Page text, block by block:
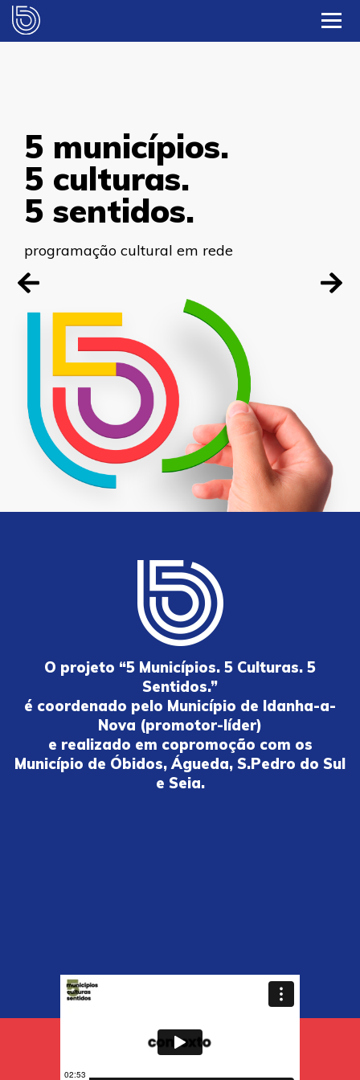
5 municípios.
5 culturas.
5 sentidos.
programação cultural em rede
intercâmbio
de culturas
e sentidos.
programação cultural em rede
O projeto “5 Municípios. 5 Culturas. 5
Sentidos.”
é coordenado pelo Município de Idanha-a-
Nova (promotor-líder)
e realizado em copromoção com os
Município de Óbidos, Águeda, S.Pedro do Sul
e Seia.